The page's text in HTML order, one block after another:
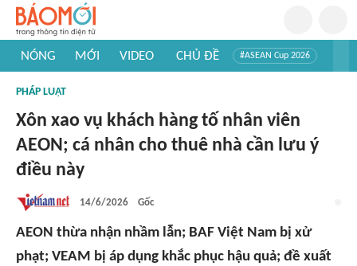
NÓNG MỚI VIDEO CHỦ ĐỀ #ASEAN Cup 2026
#Khám phá thế giới
PHÁP LUẬT
Xôn xao vụ khách hàng tố nhân viên
AEON; cá nhân cho thuê nhà cần lưu ý
điều này
14/6/2026 Gốc
AEON thừa nhận nhầm lẫn; BAF Việt Nam bị xử
phạt; VEAM bị áp dụng khắc phục hậu quả; đề xuất